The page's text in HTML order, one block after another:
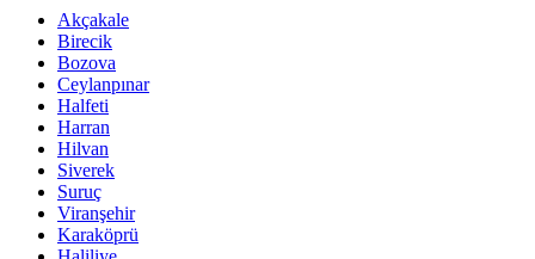
Akçakale
Birecik
Bozova
Ceylanpınar
Halfeti
Harran
Hilvan
Siverek
Suruç
Viranşehir
Karaköprü